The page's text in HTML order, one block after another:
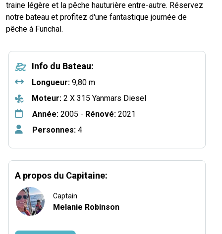
traine légère et la pêche hauturière entre-autre. Réservez
notre bateau et profitez d'une fantastique journée de
pêche à Funchal.
Info du Bateau:
Longueur: 9,80 m
Moteur: 2 X 315 Yanmars Diesel
Année: 2005 - Rénové: 2021
Personnes: 4
A propos du Capitaine:
Captain
Melanie Robinson